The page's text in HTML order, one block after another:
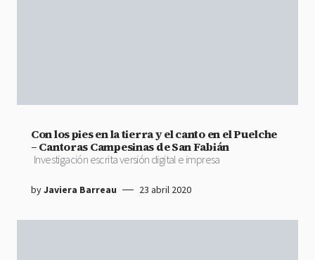
Con los pies en la tierra y el canto en el Puelche
– Cantoras Campesinas de San Fabián
Investigación escrita versión digital e impresa
byJaviera Barreau 23 abril 2020